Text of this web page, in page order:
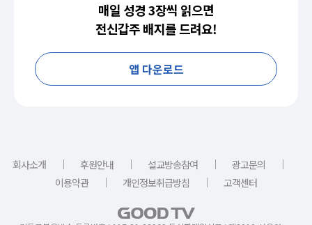
매일 성경 3장씩 읽으면
전신갑주 배지를 드려요!
앱 다운로드
회사소개 ｜ 후원안내 ｜ 설교방송참여 ｜ 광고문의
｜
이용약관
｜ 개인정보취급방침 ｜ 고객센터